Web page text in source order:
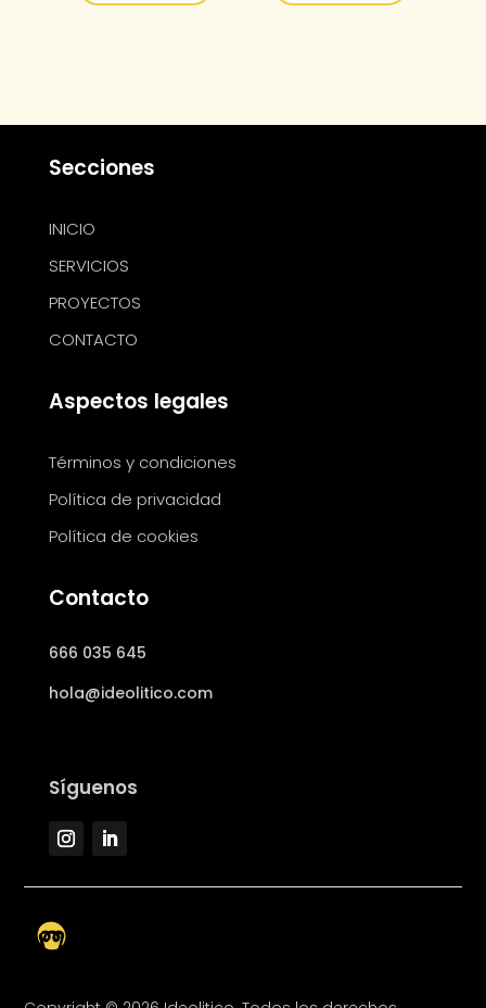
Secciones
INICIO
SERVICIOS
PROYECTOS
CONTACTO
Aspectos legales
Términos y condiciones
Política de privacidad
Política de cookies
Contacto
666 035 645
hola@ideolitico.com
Síguenos